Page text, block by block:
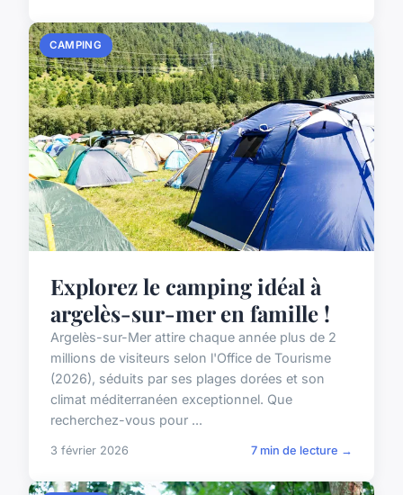
CAMPING
Explorez le camping idéal à
argelès-sur-mer en famille !
Argelès-sur-Mer attire chaque année plus de 2
millions de visiteurs selon l'Office de Tourisme
(2026), séduits par ses plages dorées et son
climat méditerranéen exceptionnel. Que
recherchez-vous pour ...
3 février 2026 7 min de lecture →